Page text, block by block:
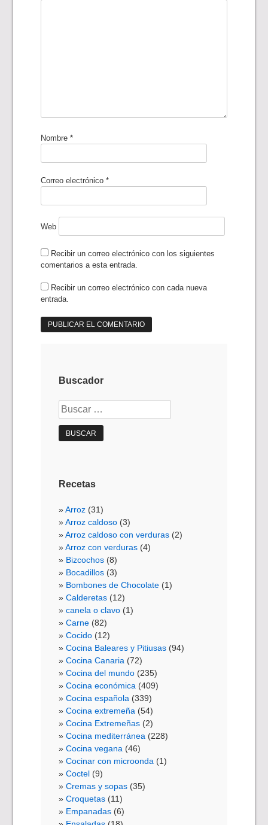
Nombre*
Correo electrónico*
Web
Recibir un correo electrónico con los siguientes
comentarios a esta entrada.
Recibir un correo electrónico con cada nueva
entrada.
Buscador
Buscar:
Recetas
Arroz (31)
Arroz caldoso (3)
Arroz caldoso con verduras (2)
Arroz con verduras (4)
Bizcochos (8)
Bocadillos (3)
Bombones de Chocolate (1)
Calderetas (12)
canela o clavo (1)
Carne (82)
Cocido (12)
Cocina Baleares y Pitiusas (94)
Cocina Canaria (72)
Cocina del mundo (235)
Cocina económica (409)
Cocina española (339)
Cocina extremeña (54)
Cocina Extremeñas (2)
Cocina mediterránea (228)
Cocina vegana (46)
Cocinar con microonda (1)
Coctel (9)
Cremas y sopas (35)
Croquetas (11)
Empanadas (6)